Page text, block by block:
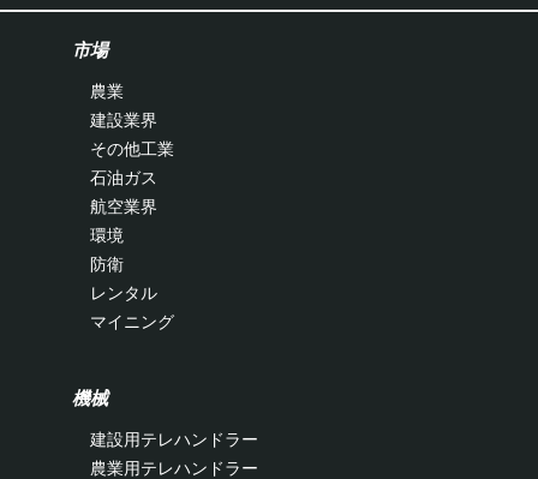
市場
農業
建設業界
その他工業
石油ガス
航空業界
環境
防衛
レンタル
マイニング
機械
建設用テレハンドラー
農業用テレハンドラー